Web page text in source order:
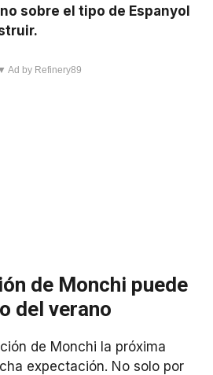
sobre el tipo de Espanyol
Ad by Refinery89
de Monchi puede
del verano
de Monchi la próxima
expectación. No solo por